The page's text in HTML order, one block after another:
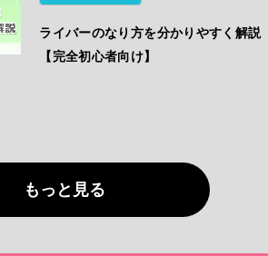
ライバーのなり方を分かりやすく解説
【完全初心者向け】
もっと見る